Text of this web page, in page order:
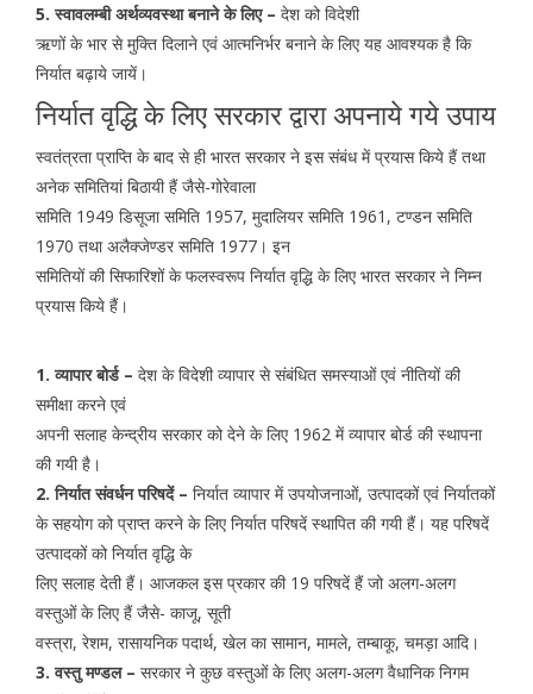
5. स्वावलम्बी अर्थव्यवस्था बनाने के लिए – देश को विदेशी
ऋणों के भार से मुक्ति दिलाने एवं आत्मनिर्भर बनाने के लिए यह आवश्यक है कि
निर्यात बढ़ाये जायें।
निर्यात वृद्धि के लिए सरकार द्वारा अपनाये गये उपाय
स्वतंत्रता प्राप्ति के बाद से ही भारत सरकार ने इस संबंध में प्रयास किये हैं तथा
अनेक समितियां बिठायी हैं जैसे-गोरेवाला
समिति 1949 डिसूजा समिति 1957, मुदालियर समिति 1961, टण्डन समिति
1970 तथा अलैक्जेण्डर समिति 1977। इन
समितियों की सिफारिशों के फलस्वरूप निर्यात वृद्धि के लिए भारत सरकार ने निम्न
प्रयास किये हैं।
1. व्यापार बोर्ड – देश के विदेशी व्यापार से संबंधित समस्याओं एवं नीतियों की
समीक्षा करने एवं
अपनी सलाह केन्द्रीय सरकार को देने के लिए 1962 में व्यापार बोर्ड की स्थापना
की गयी है।
2. निर्यात संवर्धन परिषदें – निर्यात व्यापार में उपयोजनाओं, उत्पादकों एवं निर्यातकों
के सहयोग को प्राप्त करने के लिए निर्यात परिषदें स्थापित की गयी हैं। यह परिषदें
उत्पादकों को निर्यात वृद्धि के
लिए सलाह देती हैं। आजकल इस प्रकार की 19 परिषदें हैं जो अलग-अलग
वस्तुओं के लिए हैं जैसे- काजू, सूती
वस्त्रा, रेशम, रासायनिक पदार्थ, खेल का सामान, मामले, तम्बाकू, चमड़ा आदि।
3. वस्तु मण्डल – सरकार ने कुछ वस्तुओं के लिए अलग-अलग वैधानिक निगम